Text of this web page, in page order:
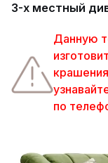
3-х местный
Данную
по